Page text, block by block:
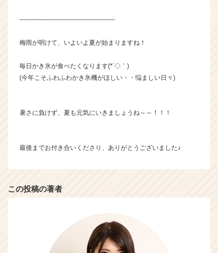
-------------------------------------------------
梅雨が明けて、いよいよ夏が始まりますね！
毎日かき氷が食べたくなります(*´◇｀)
(今年こそふわふわかき氷機がほしい・・悩ましい日々)
暑さに負けず、夏も元気にいきましょうね～～！！！
最後までお付き合いくださり、ありがとうございました♪
この投稿の著者